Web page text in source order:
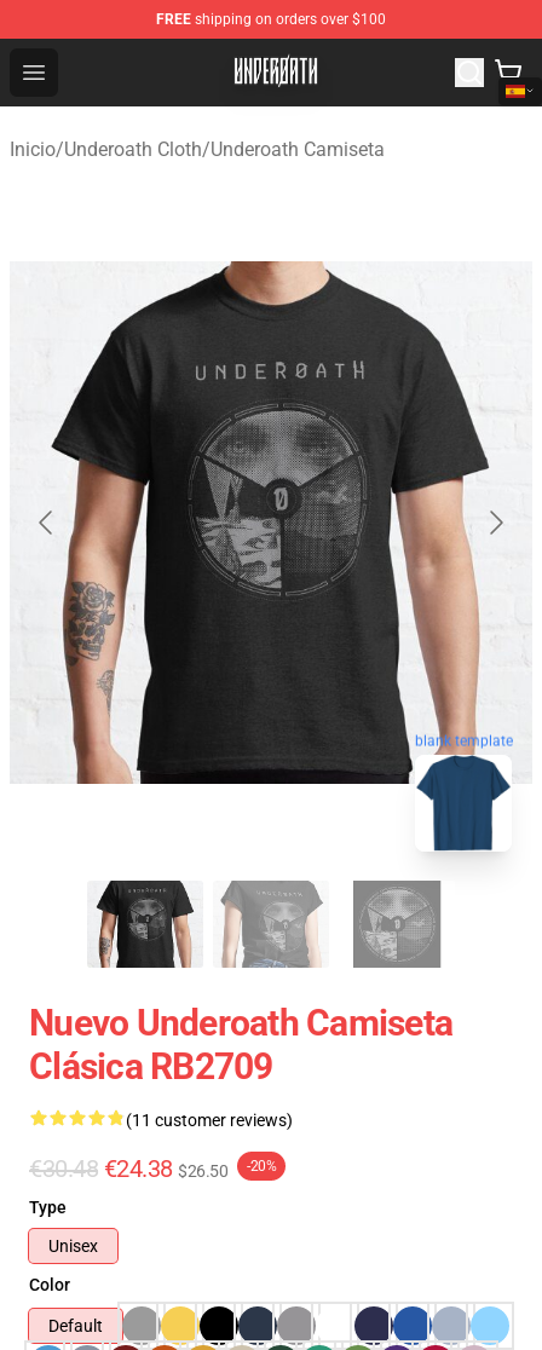
FREE shipping on orders over $100
Open menu
Underoath Store - Official Underoath Merchandise Shop
Inicio/Underoath Cloth/Underoath Camiseta
blank template
Nuevo Underoath Camiseta
Clásica RB2709
(11 customer reviews)
€30.48 €24.38 $26.50 -20%
Type
Unisex
Color
Default